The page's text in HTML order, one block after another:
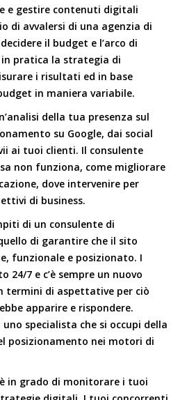
e gestire contenuti digitali
di avvalersi di una agenzia di
il budget e l’arco di
pratica la strategia di
i risultati ed in base
in maniera variabile.
della tua presenza sul
su Google, dai social
ai tuoi clienti. Il consulente
non funziona, come migliorare
dove intervenire per
di business.
di un consulente di
di garantire che il sito
funzionale e posizionato. I
24/7 e c’è sempre un nuovo
termini di aspettative per ciò
apparire e rispondere.
uno specialista che si occupi della
posizionamento nei motori di
in grado di monitorare i tuoi